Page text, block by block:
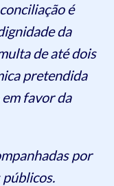
é
da
de até dois
pretendida
favor da
por
públicos.